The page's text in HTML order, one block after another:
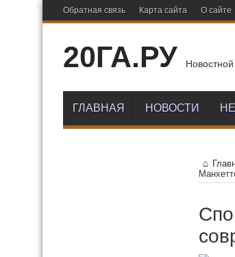
Обратная связь Карта сайта О сайте
20ГА.РУ
ГЛАВНАЯ НОВОСТИ